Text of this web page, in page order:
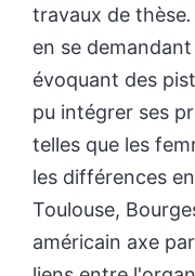
travaux de thèse.
en se demandant
évoquant des
pu intégrer ses
telles que les
les différences
Toulouse,
américain axe